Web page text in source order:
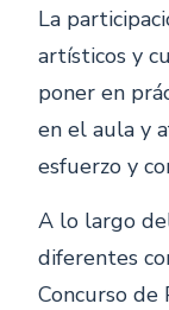
La
artísticos y
poner en
en el aula y
esfuerzo y
A lo largo
diferentes
Concurso de